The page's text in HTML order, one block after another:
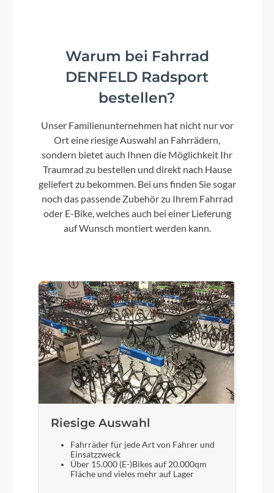
Warum bei Fahrrad
DENFELD Radsport
bestellen?
Unser Familienunternehmen hat nicht nur vor
Ort eine riesige Auswahl an Fahrrädern,
sondern bietet auch Ihnen die Möglichkeit Ihr
Traumrad zu bestellen und direkt nach Hause
geliefert zu bekommen. Bei uns finden Sie sogar
noch das passende Zubehör zu Ihrem Fahrrad
oder E-Bike, welches auch bei einer Lieferung
auf Wunsch montiert werden kann.
Riesige Auswahl
Fahrräder für jede Art von Fahrer und
Einsatzzweck
Über 15.000 (E-)Bikes auf 20.000qm
Fläche und vieles mehr auf Lager